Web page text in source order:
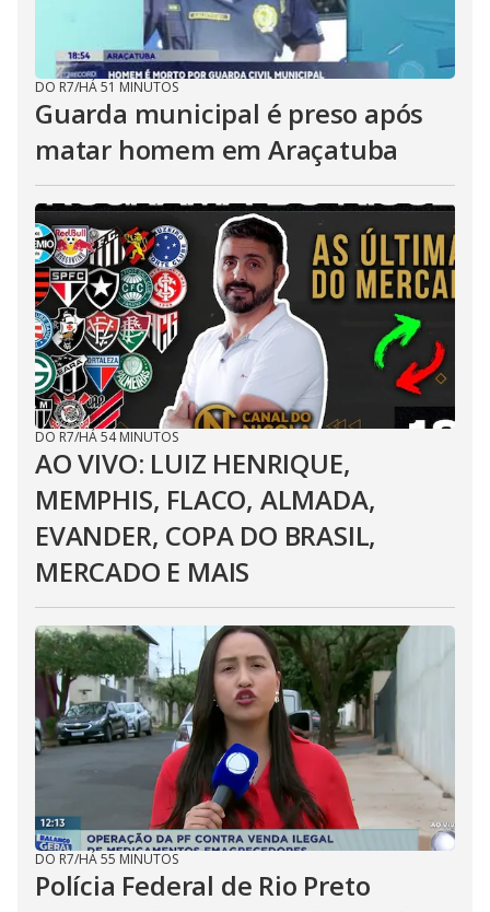
DO R7/HÁ 51 MINUTOS
Guarda municipal é preso após
matar homem em Araçatuba
DO R7/HÁ 54 MINUTOS
AO VIVO: LUIZ HENRIQUE,
MEMPHIS, FLACO, ALMADA,
EVANDER, COPA DO BRASIL,
MERCADO E MAIS
DO R7/HÁ 55 MINUTOS
Polícia Federal de Rio Preto